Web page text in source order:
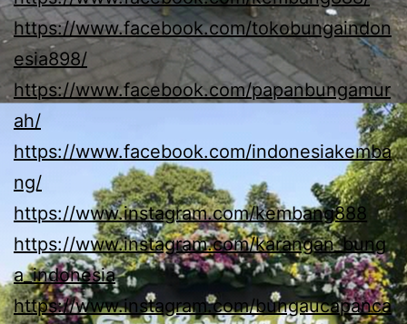
https://www.facebook.com/tokobungaindon
esia898/
https://www.facebook.com/papanbungamur
ah/
https://www.facebook.com/indonesiakemba
ng/
https://www.instagram.com/kembang888
https://www.instagram.com/karangan_bung
a_indonesia
https://www.instagram.com/bungaucapanca